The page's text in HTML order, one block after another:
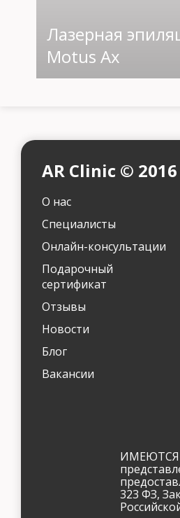
Лазерная
Motus Ax
AR Clinic © 2016
О нас
Специалисты
Онлайн-консультации
Подарочный
сертификат
Отзывы
Новости
Блог
Вакансии
ИМЕЮТСЯ
323 ФЗ,